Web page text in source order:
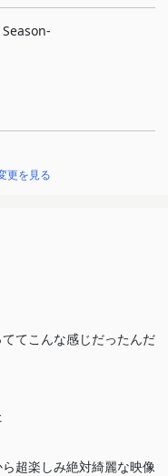
更を見る
てこんな感じだったんだ
超楽しみ絶対綺麗な映像